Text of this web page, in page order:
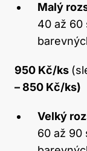
Malý
40 až 60
950 Kč/ks
– 850 Kč/ks)
Velký
60 až 90